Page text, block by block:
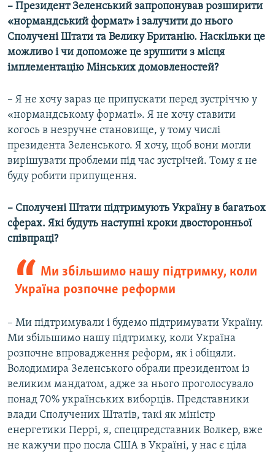
– Президент Зеленський запропонував розширити
«нормандський формат» і залучити до нього
Сполучені Штати та Велику Британію. Наскільки це
можливо і чи допоможе це зрушити з місця
імплементацію Мінських домовленостей?
– Я не хочу зараз це припускати перед зустріччю у
«нормандському форматі». Я не хочу ставити
когось в незручне становище, у тому числі
президента Зеленського. Я хочу, щоб вони могли
вирішувати проблеми під час зустрічей. Тому я не
буду робити припущення.
– Сполучені Штати підтримують Україну в багатьох
сферах. Які будуть наступні кроки двосторонньої
співпраці?
Ми збільшимо нашу підтримку, коли
Україна розпочне реформи
– Ми підтримували і будемо підтримувати Україну.
Ми збільшимо нашу підтримку, коли Україна
розпочне впровадження реформ, як і обіцяли.
Володимира Зеленського обрали президентом із
великим мандатом, адже за нього проголосувало
понад 70% українських виборців. Представники
влади Сполучених Штатів, такі як міністр
енергетики Перрі, я, спецпредставник Волкер, вже
не кажучи про посла США в Україні, у нас є ціла